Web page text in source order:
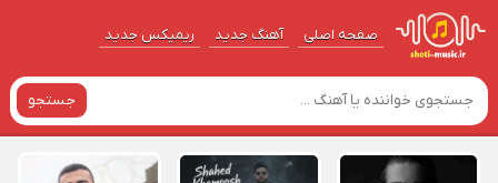
صفحه اصلی آهنگ‌ جدید ریمیکس جدید
جستجو